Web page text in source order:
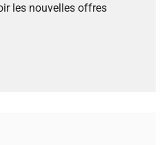
les nouvelles offres